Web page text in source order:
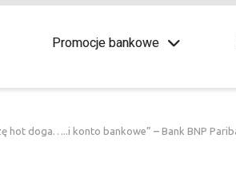
Promocje bankowe
hot doga…..i konto bankowe” – Bank BNP